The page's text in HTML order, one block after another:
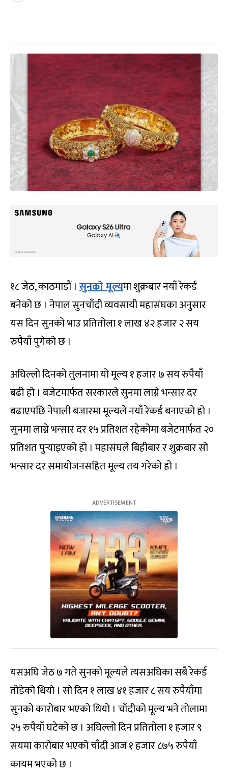
१८ जेठ, काठमाडौं । सुनको मूल्यमा शुक्रबार नयाँ रेकर्ड
बनेको छ । नेपाल सुनचाँदी व्यवसायी महासंघका अनुसार
यस दिन सुनको भाउ प्रतितोला १ लाख ४२ हजार २ सय
रुपैयाँ पुगेको छ ।
अघिल्लो दिनको तुलनामा यो मूल्य १ हजार ७ सय रुपैयाँ
बढी हो । बजेटमार्फत सरकारले सुनमा लाग्ने भन्सार दर
बढाएपछि नेपाली बजारमा मूल्यले नयाँ रेकर्ड बनाएको हो ।
सुनमा लाग्ने भन्सार दर १५ प्रतिशत रहेकोमा बजेटमार्फत २०
प्रतिशत पुर्‍याइएको हो । महासंघले बिहीबार र शुक्रबार सो
भन्सार दर समायोजनसहित मूल्य तय गरेको हो ।
यसअघि जेठ ७ गते सुनको मूल्यले त्यसअघिका सबै रेकर्ड
तोडेको थियो । सो दिन १ लाख ४१ हजार ८ सय रुपैयाँमा
सुनको कारोबार भएको थियो । चाँदीको मूल्य भने तोलामा
२५ रुपैयाँ घटेको छ । अघिल्लो दिन प्रतितोला १ हजार ९
सयमा कारोबार भएको चाँदी आज १ हजार ८७५ रुपैयाँ
कायम भएको छ ।